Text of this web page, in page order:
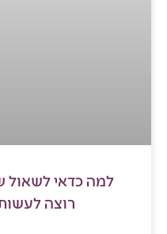
למה כדאי לשאול
רוצה